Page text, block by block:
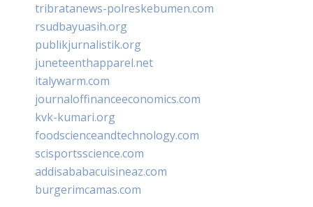
tribratanews-polreskebumen.com
rsudbayuasih.org
publikjurnalistik.org
juneteenthapparel.net
italywarm.com
journaloffinanceeconomics.com
kvk-kumari.org
foodscienceandtechnology.com
scisportsscience.com
addisababacuisineaz.com
burgerimcamas.com